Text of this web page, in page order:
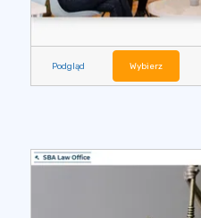
Podgląd Wybierz